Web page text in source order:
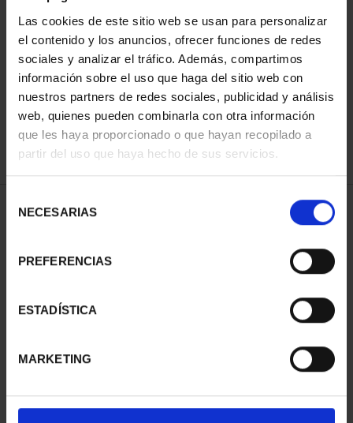
Las cookies de este sitio web se usan para personalizar
el contenido y los anuncios, ofrecer funciones de redes
sociales y analizar el tráfico. Además, compartimos
información sobre el uso que haga del sitio web con
nuestros partners de redes sociales, publicidad y análisis
web, quienes pueden combinarla con otra información
que les haya proporcionado o que hayan recopilado a
partir del uso que haya hecho de sus servicios.
NECESARIAS
PREFERENCIAS
ESTADÍSTICA
MARKETING
ORDENAR POR:
REFINAR
1 Productos encontrados